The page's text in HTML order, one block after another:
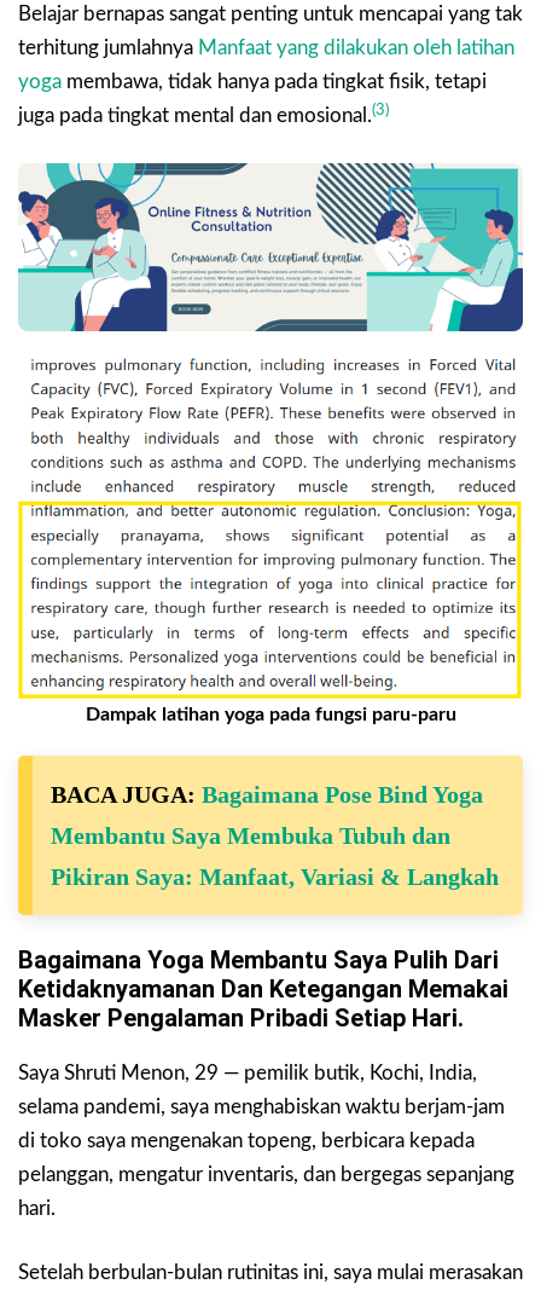
Belajar bernapas sangat penting untuk mencapai yang tak
terhitung jumlahnya Manfaat yang dilakukan oleh latihan
yoga membawa, tidak hanya pada tingkat fisik, tetapi
juga pada tingkat mental dan emosional.(3)
Dampak latihan yoga pada fungsi paru-paru
BACA JUGA: Bagaimana Pose Bind Yoga
Membantu Saya Membuka Tubuh dan
Pikiran Saya: Manfaat, Variasi & Langkah
Bagaimana Yoga Membantu Saya Pulih Dari
Ketidaknyamanan Dan Ketegangan Memakai
Masker Pengalaman Pribadi Setiap Hari.
Saya Shruti Menon, 29 — pemilik butik, Kochi, India,
selama pandemi, saya menghabiskan waktu berjam-jam
di toko saya mengenakan topeng, berbicara kepada
pelanggan, mengatur inventaris, dan bergegas sepanjang
hari.
Setelah berbulan-bulan rutinitas ini, saya mulai merasakan